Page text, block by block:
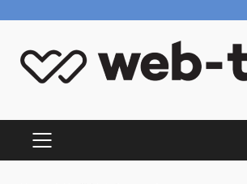
content
PRIMARY
MENU